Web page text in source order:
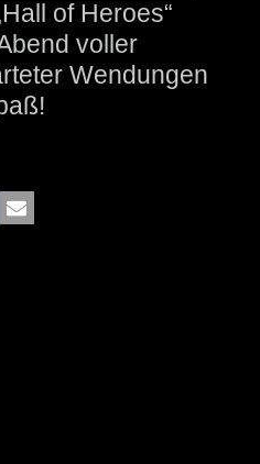
of Heroes“
voller
Wendungen